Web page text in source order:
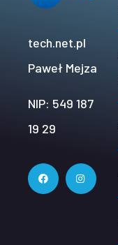
tech.net.pl
Paweł Mejza
NIP: 549 187
19 29